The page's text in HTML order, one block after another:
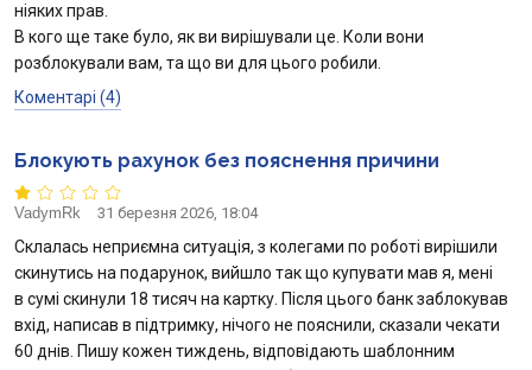
ніяких прав.
В кого ще таке було, як ви вирішували це. Коли вони
розблокували вам, та що ви для цього робили.
Коментарі (4)
Блокують рахунок без пояснення причини
VadymRk 31 березня 2026, 18:04
Склалась неприємна ситуація, з колегами по роботі вирішили
скинутись на подарунок, вийшло так що купувати мав я, мені
в сумі скинули 18 тисяч на картку. Після цього банк заблокував
вхід, написав в підтримку, нічого не пояснили, сказали чекати
60 днів. Пишу кожен тиждень, відповідають шаблонним